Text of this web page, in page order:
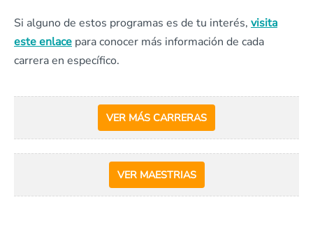
Si alguno de estos programas es de tu interés, visita
este enlace para conocer más información de cada
carrera en específico.
VER MÁS CARRERAS
VER MAESTRIAS